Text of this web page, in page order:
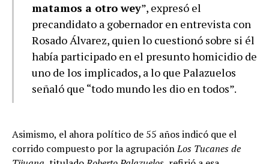
matamos a otro wey”, expresó el
precandidato a gobernador en entrevista con
Rosado Álvarez, quien lo cuestionó sobre si él
había participado en el presunto homicidio de
uno de los implicados, a lo que Palazuelos
señaló que “todo mundo les dio en todos”.
Asimismo, el ahora político de 55 años indicó que el
corrido compuesto por la agrupaciónLos Tucanes de